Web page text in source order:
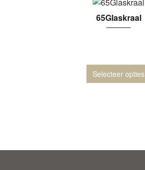
65Glaskraal
Selecteer opties